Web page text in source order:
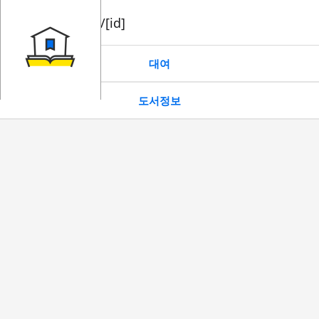
book/rent/[id]
대여
도서정보